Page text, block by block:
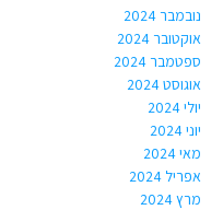
נובמבר 2024
אוקטובר 2024
ספטמבר 2024
אוגוסט 2024
יולי 2024
יוני 2024
מאי 2024
אפריל 2024
מרץ 2024